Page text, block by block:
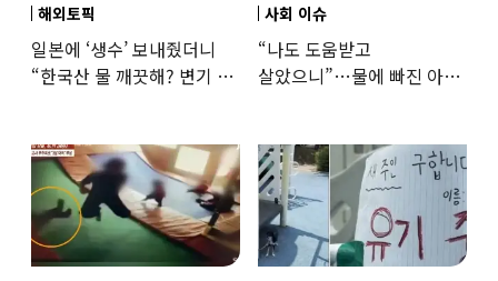
해외토픽
일본에 ‘생수’ 보내줬더니
“한국산 물 깨끗해? 변기 물
사회 이슈
“나도 도움받고
살았으니”…물에 빠진 아이